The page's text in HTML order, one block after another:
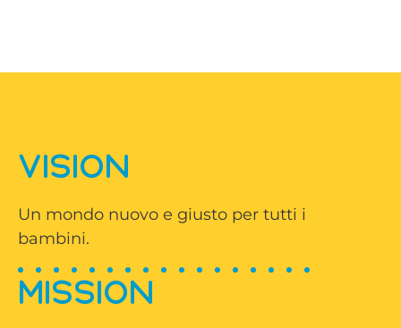
VISION
Un mondo nuovo e giusto per tutti i
bambini.
MISSION